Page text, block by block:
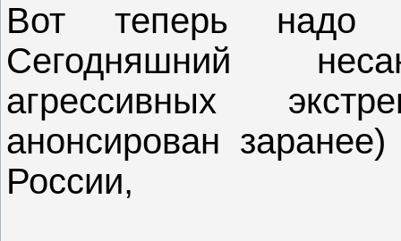
Вот теперь надо
Сегодняшний
агрессивных
анонсирован
России,